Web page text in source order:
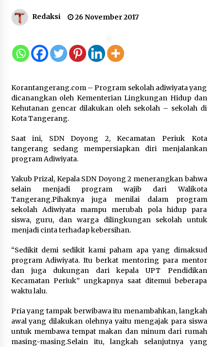
Kejari Kota Tangerang Bongkar
Korupsi Rp5,49 Miliar: Sewa Pesawat
6 Agustus 2026
Dukung Ekosistem Kendaraan
Listrik, Wapres Dorong Link and
Match Pendidikan–Industri
Marak Kecelakaan Kapal, Puan
Transportasi Laut
5 Agustus 2026
Di Forum Internasional Majelis
Persaudaraan Manusia, Megawati
Soekarnoputri Tegaskan
Kepemimpinan Perempuan Bukan
Dominasi, Tapi Merawat Dan
Merangkul
Jokowi Tetap Disambut Hangat di
NTT, Ahmad Ali: Karya dan
Pengabdiannya Masih Dirasakan
Masyarakat
Redaksi 26 November 2017
Korantangerang.com – Program sekolah adiwiyata yang
dicanangkan oleh Kementerian Lingkungan Hidup dan
Kehutanan gencar dilakukan oleh sekolah – sekolah di
Kota Tangerang.
Saat ini, SDN Doyong 2, Kecamatan Periuk Kota
tangerang sedang mempersiapkan diri menjalankan
program Adiwiyata.
Yakub Prizal, Kepala SDN Doyong 2 menerangkan bahwa
selain menjadi program wajib dari Walikota
Tangerang.Pihaknya juga menilai dalam program
sekolah Adiwiyata mampu merubah pola hidup para
siswa, guru, dan warga dilingkungan sekolah untuk
menjadi cinta terhadap kebersihan.
“Sedikit demi sedikit kami paham apa yang dimaksud
program Adiwiyata. Itu berkat mentoring para mentor
dan juga dukungan dari kepala UPT Pendidikan
Kecamatan Periuk” ungkapnya saat ditemui beberapa
waktu lalu.
Pria yang tampak berwibawa itu menambahkan, langkah
awal yang dilakukan olehnya yaitu mengajak para siswa
untuk membawa tempat makan dan minum dari rumah
masing-masing.Selain itu, langkah selanjutnya yang